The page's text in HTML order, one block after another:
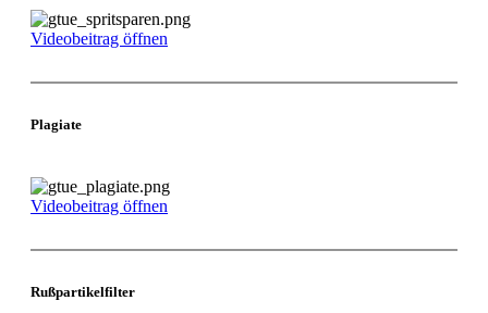
Videobeitrag öffnen
Plagiate
Videobeitrag öffnen
Rußpartikelfilter